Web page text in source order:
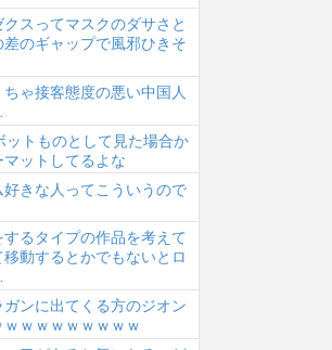
8/6 00:51 2026/8/6 00:47
クスってマスクのダサさと
のギャップで風邪ひきそ
ちゃ接客態度の悪い中国人
ットものとして見た場合か
ットしてるよな
好きな人ってこういうので
するタイプの作品を考えて
動するとかでもないとロ
ガンに出てくる方のジオン
ｗｗｗｗｗｗｗｗ